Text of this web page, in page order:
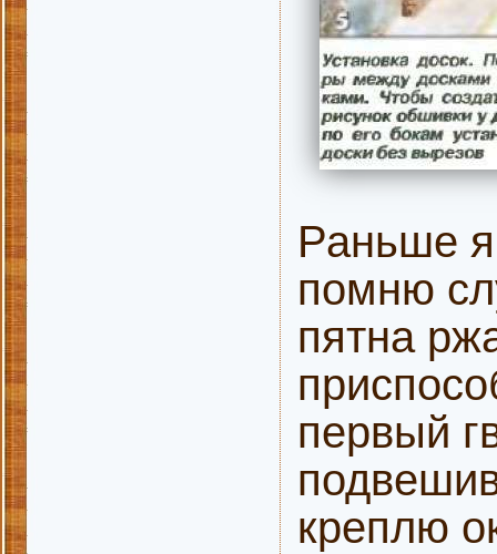
Раньше я
помню
пятна
первый
креплю